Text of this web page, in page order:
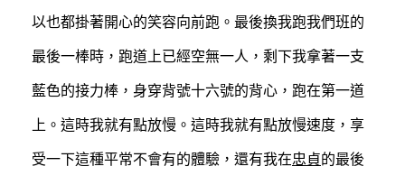
以也都掛著開心的笑容向前跑。最後換我跑我們班的
最後一棒時，跑道上已經空無一人，剩下我拿著一支
藍色的接力棒，身穿背號十六號的背心，跑在第一道
上。這時我就有點放慢。這時我就有點放慢速度，享
受一下這種平常不會有的體驗，還有我在忠貞的最後